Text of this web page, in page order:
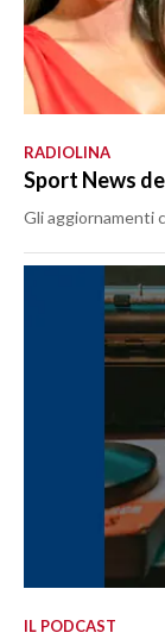
RADIOLINA
Sport News
Gli aggiornamenti
IL PODCAST